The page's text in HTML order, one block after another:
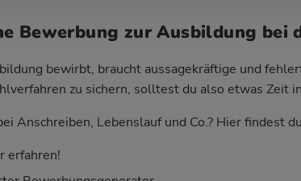
Bewerbung zur Ausbildung bei
bewirbt, braucht aussagekräftige und
zu sichern, solltest du also etwas Zeit
Anschreiben, Lebenslauf und Co.? Hier findest
erfahren!